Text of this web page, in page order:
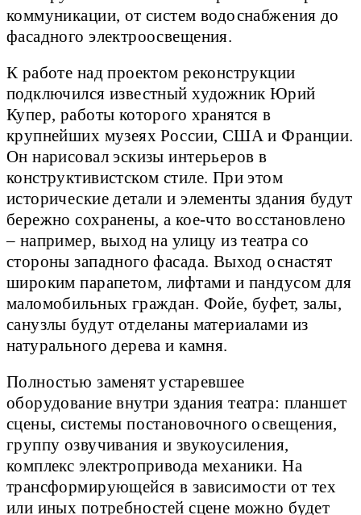
коммуникации, от систем водоснабжения до
фасадного электроосвещения.
К работе над проектом реконструкции
подключился известный художник Юрий
Купер, работы которого хранятся в
крупнейших музеях России, США и Франции.
Он нарисовал эскизы интерьеров в
конструктивистском стиле. При этом
исторические детали и элементы здания будут
бережно сохранены, а кое-что восстановлено
– например, выход на улицу из театра со
стороны западного фасада. Выход оснастят
широким парапетом, лифтами и пандусом для
маломобильных граждан. Фойе, буфет, залы,
санузлы будут отделаны материалами из
натурального дерева и камня.
Полностью заменят устаревшее
оборудование внутри здания театра: планшет
сцены, системы постановочного освещения,
группу озвучивания и звукоусиления,
комплекс электропривода механики. На
трансформирующейся в зависимости от тех
или иных потребностей сцене можно будет